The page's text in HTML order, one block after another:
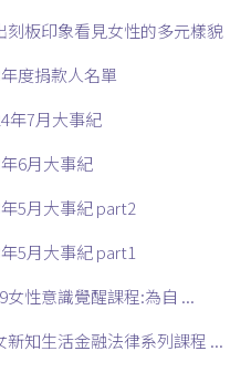
刻板印象看見女性的多元樣貌
度捐款人名單
年7月大事紀
6月大事紀
5月大事紀 part2
5月大事紀 part1
女性意識覺醒課程:為自 ...
新知生活金融法律系列課程 ...